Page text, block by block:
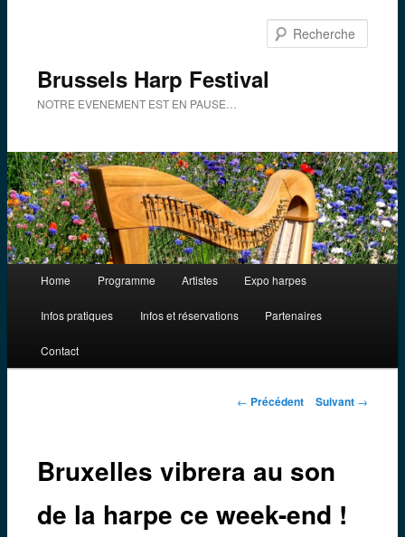
Brussels Harp Festival
NOTRE EVENEMENT EST EN PAUSE…
Home Programme Artistes Expo harpes
Infos pratiques Infos et réservations Partenaires
Contact
Navigation
← Précédent Suivant →
Bruxelles vibrera au son
de la harpe ce week-end !